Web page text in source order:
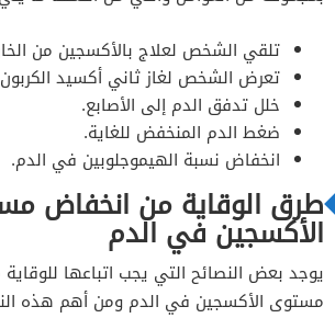
تلقي الشخص لعلاج بالأكسجين من
تعرض الشخص لغاز ثاني أكسيد
خلل تدفق الدم إلى الأصابع.
ضغط الدم المنخفض للغاية.
انخفاض نسبة الهيموجلوبين في الدم.
طرق الوقاية من انخفاض
الأكسجين في الدم
يوجد بعض النصائح التي يجب اتباعها
مستوى الأكسجين في الدم ومن أهم هذه